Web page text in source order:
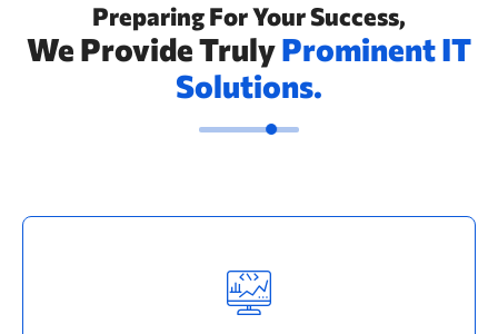
Preparing For Your Success,
We Provide TrulyProminent IT
Solutions.
IT Management
Porem asum molor sit amet, consectetur